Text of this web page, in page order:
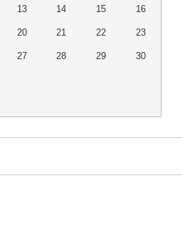
13 14 15 16
20 21 22 23
27 28 29 30